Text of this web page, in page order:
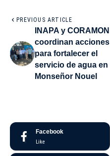
PREVIOUS ARTICLE
INAPA y CORAMON
coordinan acciones
para fortalecer el
servicio de agua en
Monseñor Nouel
Facebook
Like